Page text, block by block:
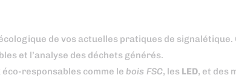
de vos actuelles pratiques de
et l’analyse des déchets générés.
responsables comme le bois FSC, les LED, et des